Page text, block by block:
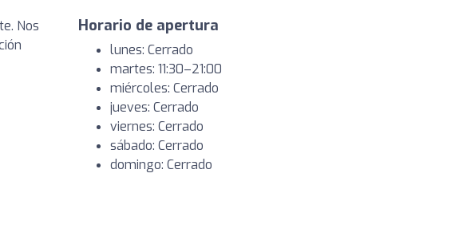
Nos
Horario de apertura
lunes: Cerrado
martes: 11:30–21:00
miércoles: Cerrado
jueves: Cerrado
viernes: Cerrado
sábado: Cerrado
domingo: Cerrado